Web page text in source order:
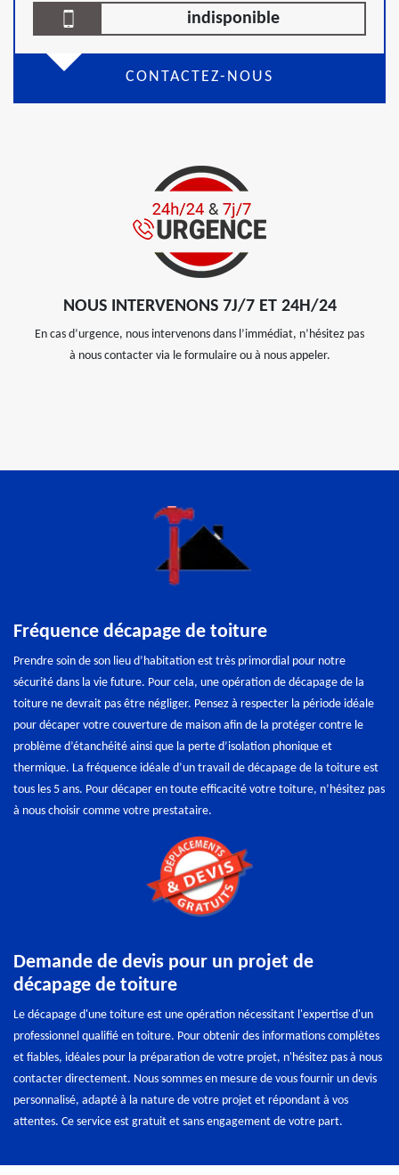
indisponible
CONTACTEZ-NOUS
NOUS INTERVENONS 7J/7 ET 24H/24
En cas d’urgence, nous intervenons dans l’immédiat, n’hésitez pas
à nous contacter via le formulaire ou à nous appeler.
Fréquence décapage de toiture
Prendre soin de son lieu d’habitation est très primordial pour notre
sécurité dans la vie future. Pour cela, une opération de décapage de la
toiture ne devrait pas être négliger. Pensez à respecter la période idéale
pour décaper votre couverture de maison afin de la protéger contre le
problème d’étanchéité ainsi que la perte d’isolation phonique et
thermique. La fréquence idéale d’un travail de décapage de la toiture est
tous les 5 ans. Pour décaper en toute efficacité votre toiture, n’hésitez pas
à nous choisir comme votre prestataire.
Demande de devis pour un projet de
décapage de toiture
Le décapage d'une toiture est une opération nécessitant l'expertise d'un
professionnel qualifié en toiture. Pour obtenir des informations complètes
et fiables, idéales pour la préparation de votre projet, n'hésitez pas à nous
contacter directement. Nous sommes en mesure de vous fournir un devis
personnalisé, adapté à la nature de votre projet et répondant à vos
attentes. Ce service est gratuit et sans engagement de votre part.